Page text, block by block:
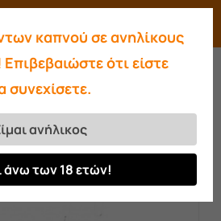
searchaccount
Αξεσουάρ
χαμηλός
Close
καπνού σε ανηλίκους
ότι είστε
συνεχίσετε.
ανήλικος
άνω των 18 ετών!